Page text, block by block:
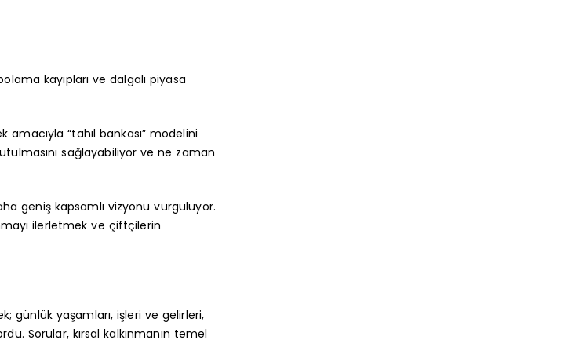
kayıpları ve dalgalı piyasa
“tahıl bankası” modelini
sağlayabiliyor ve ne zaman
geniş kapsamlı vizyonu vurguluyor.
ilerletmek ve çiftçilerin
günlük yaşamları, işleri ve gelirleri,
Sorular, kırsal kalkınmanın temel